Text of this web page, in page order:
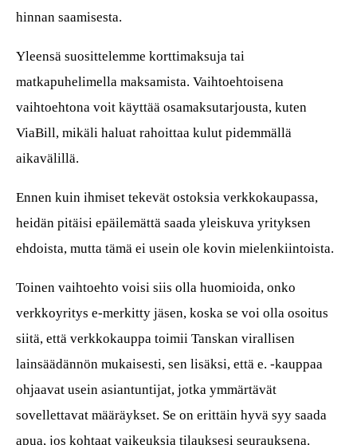
hinnan saamisesta.
Yleensä suosittelemme korttimaksuja tai
matkapuhelimella maksamista. Vaihtoehtoisena
vaihtoehtona voit käyttää osamaksutarjousta, kuten
ViaBill, mikäli haluat rahoittaa kulut pidemmällä
aikavälillä.
Ennen kuin ihmiset tekevät ostoksia verkkokaupassa,
heidän pitäisi epäilemättä saada yleiskuva yrityksen
ehdoista, mutta tämä ei usein ole kovin mielenkiintoista.
Toinen vaihtoehto voisi siis olla huomioida, onko
verkkoyritys e-merkitty jäsen, koska se voi olla osoitus
siitä, että verkkokauppa toimii Tanskan virallisen
lainsäädännön mukaisesti, sen lisäksi, että e. -kauppaa
ohjaavat usein asiantuntijat, jotka ymmärtävät
sovellettavat määräykset. Se on erittäin hyvä syy saada
apua, jos kohtaat vaikeuksia tilauksesi seurauksena.